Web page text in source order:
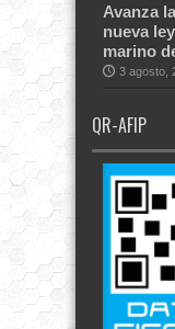
Avanza
nueva
marino
3 agosto,
QR-AFIP